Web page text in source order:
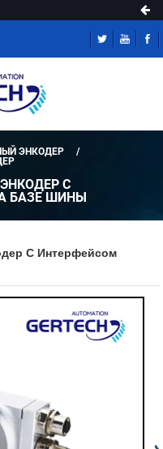
ЭНКОДЕР
С
БАЗЕ ШИНЫ
С Интерфейсом